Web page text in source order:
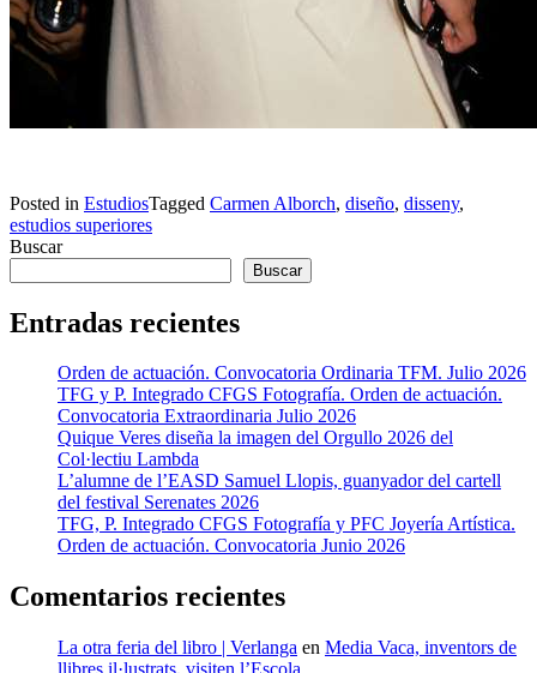
Posted in EstudiosTagged Carmen Alborch, diseño, disseny,
estudios superiores
Buscar
Buscar
Entradas recientes
Orden de actuación. Convocatoria Ordinaria TFM. Julio 2026
TFG y P. Integrado CFGS Fotografía. Orden de actuación.
Convocatoria Extraordinaria Julio 2026
Quique Veres diseña la imagen del Orgullo 2026 del
Col·lectiu Lambda
L’alumne de l’EASD Samuel Llopis, guanyador del cartell
del festival Serenates 2026
TFG, P. Integrado CFGS Fotografía y PFC Joyería Artística.
Orden de actuación. Convocatoria Junio 2026
Comentarios recientes
La otra feria del libro | Verlanga en Media Vaca, inventors de